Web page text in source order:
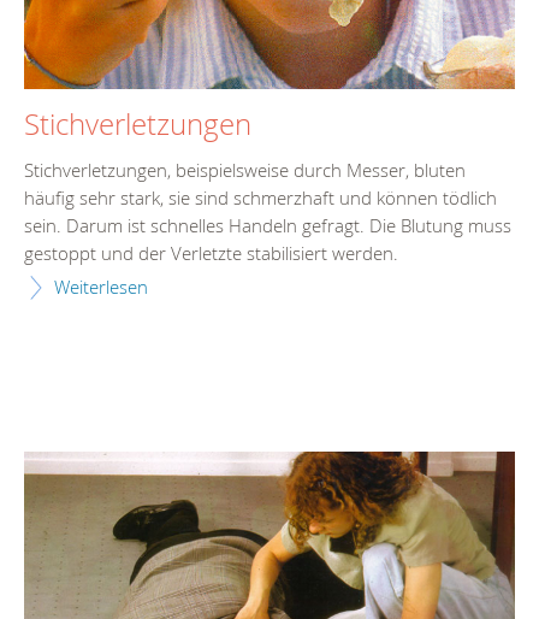
Stichverletzungen
Stichverletzungen, beispielsweise durch Messer, bluten
häufig sehr stark, sie sind schmerzhaft und können tödlich
sein. Darum ist schnelles Handeln gefragt. Die Blutung muss
gestoppt und der Verletzte stabilisiert werden.
Weiterlesen